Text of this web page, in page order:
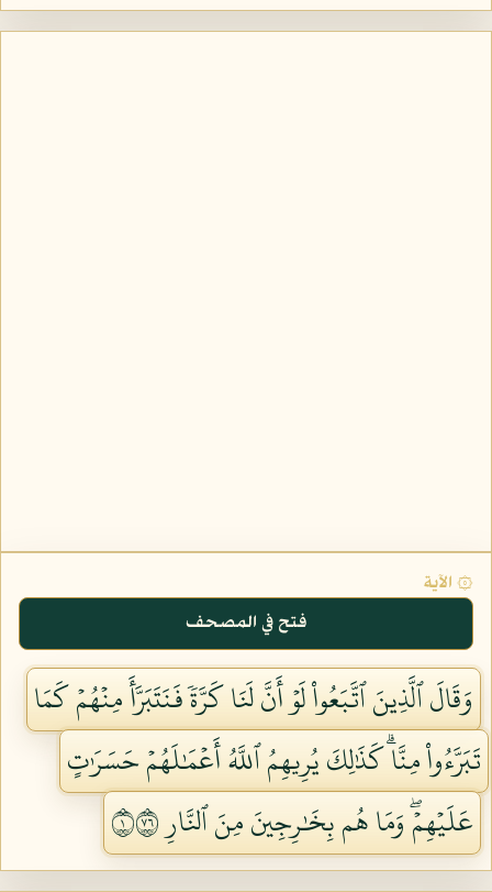
۞ الآية
فتح في المصحف
وَقَالَ ٱلَّذِينَ ٱتَّبَعُواْ لَوۡ أَنَّ لَنَا كَرَّةٗ فَنَتَبَرَّأَ مِنۡهُمۡ كَمَا
تَبَرَّءُواْ مِنَّاۗ كَذَٰلِكَ يُرِيهِمُ ٱللَّهُ أَعۡمَٰلَهُمۡ حَسَرَٰتٍ
عَلَيۡهِمۡۖ وَمَا هُم بِخَٰرِجِينَ مِنَ ٱلنَّارِ ١٦٧